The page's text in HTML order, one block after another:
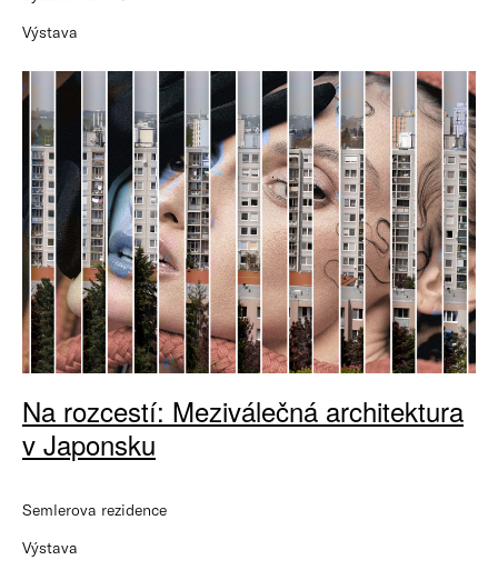
Výstava
Na rozcestí: Meziválečná architektura
v Japonsku
Semlerova rezidence
Výstava